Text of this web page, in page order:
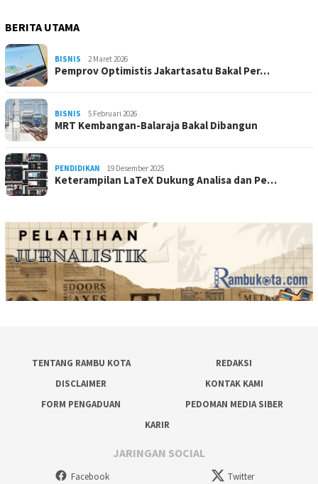
BERITA UTAMA
BISNIS 2 Maret 2026
Pemprov Optimistis Jakartasatu Bakal Per…
BISNIS 5 Februari 2026
MRT Kembangan-Balaraja Bakal Dibangun
PENDIDIKAN 19 Desember 2025
Keterampilan LaTeX Dukung Analisa dan Pe…
TENTANG RAMBU KOTA
REDAKSI
DISCLAIMER
KONTAK KAMI
FORM PENGADUAN
PEDOMAN MEDIA SIBER
KARIR
JARINGAN SOCIAL
Facebook Twitter